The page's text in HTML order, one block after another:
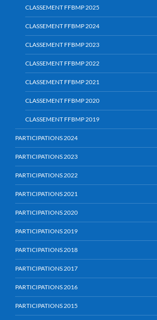
CLASSEMENT FFBMP 2025
CLASSEMENT FFBMP 2024
CLASSEMENT FFBMP 2023
CLASSEMENT FFBMP 2022
CLASSEMENT FFBMP 2021
CLASSEMENT FFBMP 2020
CLASSEMENT FFBMP 2019
PARTICIPATIONS 2024
PARTICIPATIONS 2023
PARTICIPATIONS 2022
PARTICIPATIONS 2021
PARTICIPATIONS 2020
PARTICIPATIONS 2019
PARTICIPATIONS 2018
PARTICIPATIONS 2017
PARTICIPATIONS 2016
PARTICIPATIONS 2015